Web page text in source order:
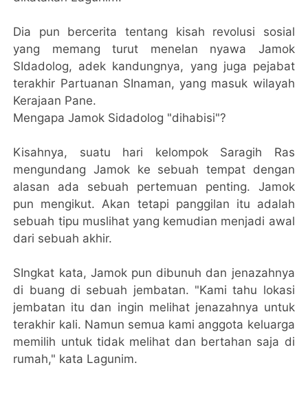
Dia pun bercerita tentang kisah revolusi sosial
yang memang turut menelan nyawa Jamok
SIdadolog, adek kandungnya, yang juga pejabat
terakhir Partuanan SInaman, yang masuk wilayah
Kerajaan Pane.
Mengapa Jamok Sidadolog "dihabisi"?
Kisahnya, suatu hari kelompok Saragih Ras
mengundang Jamok ke sebuah tempat dengan
alasan ada sebuah pertemuan penting. Jamok
pun mengikut. Akan tetapi panggilan itu adalah
sebuah tipu muslihat yang kemudian menjadi awal
dari sebuah akhir.
SIngkat kata, Jamok pun dibunuh dan jenazahnya
di buang di sebuah jembatan. "Kami tahu lokasi
jembatan itu dan ingin melihat jenazahnya untuk
terakhir kali. Namun semua kami anggota keluarga
memilih untuk tidak melihat dan bertahan saja di
rumah," kata Lagunim.